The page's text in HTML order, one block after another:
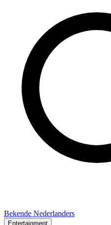
Bekende Nederlanders
Entertainment